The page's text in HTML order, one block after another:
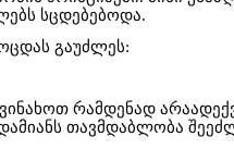
სცდებებოდა.
გაუძლეს:
რამდენად
თავმდაბლობა